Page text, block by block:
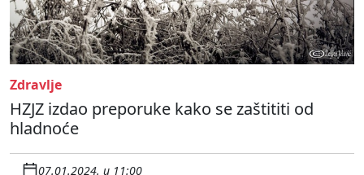
Zdravlje
HZJZ izdao preporuke kako se zaštititi od
hladnoće
07.01.2024. u 11:00